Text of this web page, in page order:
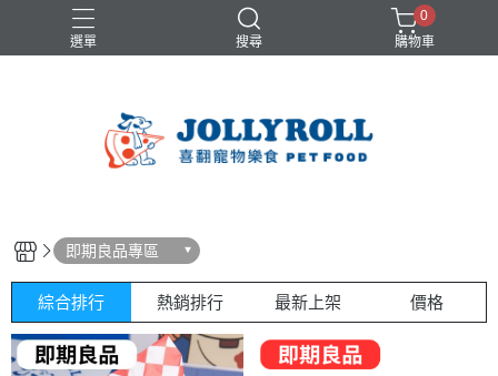
選單 搜尋
0
購物車
即期良品專區
綜合排行 熱銷排行 最新上架 價格